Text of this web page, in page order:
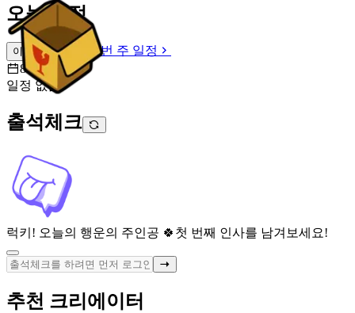
오늘 일정
이번 주 일정
이번 주 일정
8월 8일 [토]
일정 없음
출석체크
럭키! 오늘의 행운의 주인공 🍀 첫 번째 인사를 남겨보세요!
추천 크리에이터